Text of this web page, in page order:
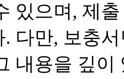
있으며, 제
. 다만, 보충
내용을 깊이